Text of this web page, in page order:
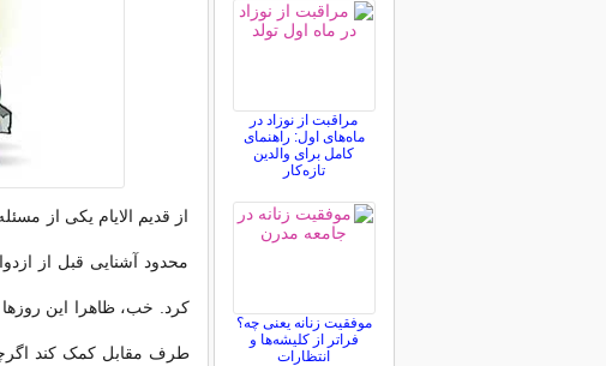
از قدیم الایام یکی از
محدود آشنایی قبل از
کرد. خب، ظاهرا این
طرف مقابل کمک کند
مراقبت از نوزاد در
ماه‌های اول: راهنمای
کامل برای والدین
تازه‌کار
موفقیت زنانه یعنی چه؟
فراتر از کلیشه‌ها و
انتظارات